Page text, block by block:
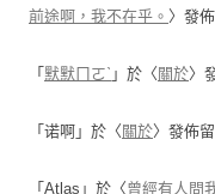
前途啊，我不在乎。 〉發
「 默默ㄇㄛˋ 」於〈 關於〉
「 诺啊 」於〈 關於〉發佈
「 Atlas 」於〈曾經有人問